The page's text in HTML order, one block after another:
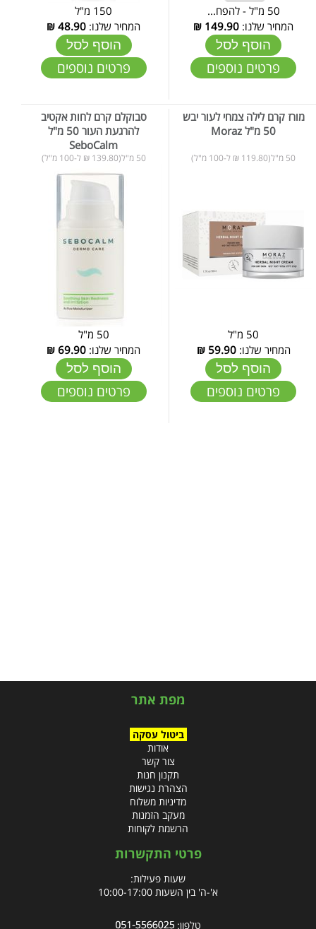
50 מ"ל - להפח...
המחיר שלנו: 149.90
₪
הוסף לסל
פרטים נוספים
150 מ"ל
המחיר שלנו: 48.90
₪
הוסף לסל
פרטים נוספים
מורז קרם לילה צמחי לעור יבש
50 מ"ל Moraz
50 מ"ל(119.80 ₪ ל-100 מ"ל)
50 מ"ל
המחיר שלנו:59.90
₪
הוסף לסל
פרטים נוספים
סבוקלם קרם לחות אקטיב
להרגעת העור 50 מ"ל
SeboCalm
50 מ"ל(139.80 ₪ ל-100 מ"ל)
50 מ"ל
המחיר שלנו: 69.90
₪
הוסף לסל
פרטים נוספים
מפת אתר
ביטול עסקה
אודות
צור קשר
תקנון חנות
הצהרת נגישות
מדיניות משלוח
מעקב הזמנות
הרשמת לקוחות
פרטי התקשרות
שעות פעילות:
א'-ה' בין השעות 10:00-17:00
טלפון: